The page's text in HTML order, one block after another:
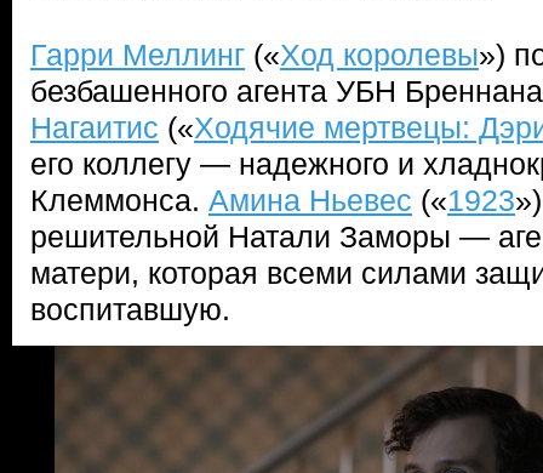
Гарри Меллинг («Ход королевы»)
безбашенного агента УБН
Нагаитис («Ходячие мертвецы:
его коллегу — надежного и
Клеммонса. Амина Ньевес («1923
решительной Натали Заморы —
матери, которая всеми силами
воспитавшую.